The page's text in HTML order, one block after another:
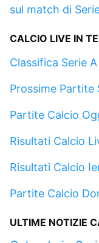
sul match di
CALCIO LIVE IN
Classifica Serie A
Prossime Partite
Partite Calcio
Risultati Calcio
Risultati Calcio
Partite Calcio
ULTIME NOTIZIE